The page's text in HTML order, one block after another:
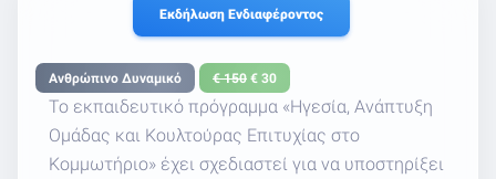
Εκδήλωση Ενδιαφέροντος
Ανθρώπινο Δυναμικό € 150 € 30
Το εκπαιδευτικό πρόγραμμα «Ηγεσία, Ανάπτυξη
Ομάδας και Κουλτούρας Επιτυχίας στο
Κομμωτήριο» έχει σχεδιαστεί για να υποστηρίξει